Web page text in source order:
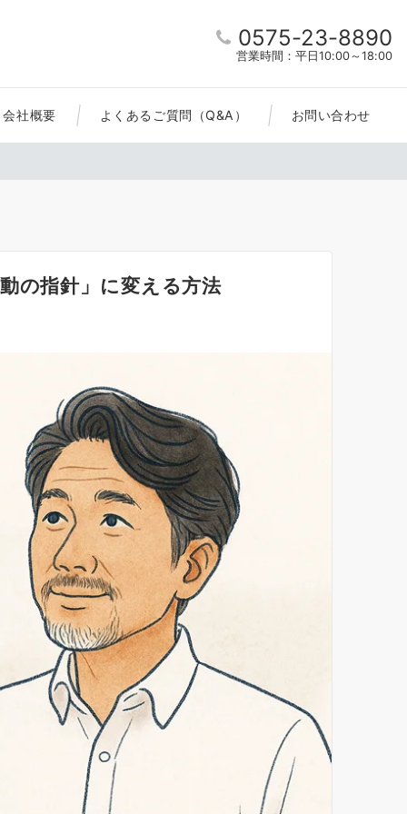
0575-23-8890
営業時間：平日10:00～18:00
会社概要 よくあるご質問（Q&A） お問い合わせ
の指針」に変える方法